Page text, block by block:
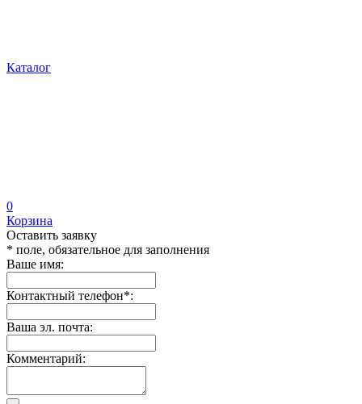
Каталог
0
Корзина
Оставить заявку
* поле, обязательное для заполнения
Ваше имя:
Контактный телефон*:
Ваша эл. почта:
Комментарий: